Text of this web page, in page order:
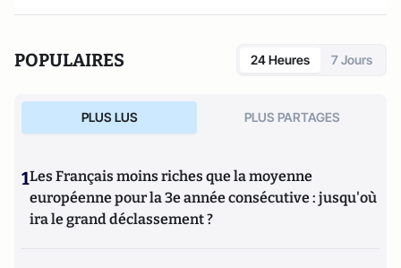
POPULAIRES 24 Heures 7 Jours
PLUS LUS PLUS PARTAGES
1Les Français moins riches que la moyenne
européenne pour la 3e année consécutive : jusqu'où
ira le grand déclassement ?